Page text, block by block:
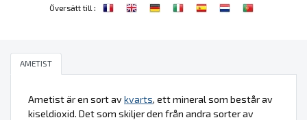
Översätt till :
AMETIST
Ametist är en sort avkvarts, ett mineral som består av
kiseldioxid. Det som skiljer den från andra sorter av